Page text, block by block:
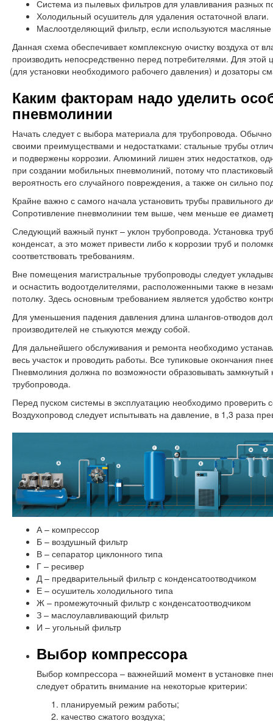
Система из пылевых фильтров для улавливания разных
Холодильный осушитель для удаления остаточной влаги.
Маслоотделяющий фильтр, если используются
Данная схема обеспечивает комплексную очистку воздуха от
производить непосредственно перед потребителями. Для
(для установки необходимого рабочего давления) и дозаторы
Каким факторам надо уделить
пневмолинии
Начать следует с выбора материала для трубопровода.
своими преимуществами и недостатками: стальные трубы
и подвержены коррозии. Алюминий лишен этих недостатков,
при создании мобильных пневмолиний, потому что
вероятность его случайного повреждения, а также он сильно
Крайне важно с самого начала установить трубы
Сопротивление пневмолинии тем выше, чем меньше ее
Следующий важный пункт – уклон трубопровода. Установка
конденсат, а это может привести либо к коррозии труб и
соответствовать требованиям.
Вне помещения магистральные трубопроводы следует
и оснастить водоотделителями, расположенными также в
потолку. Здесь основным требованием является удобство
Для уменьшения падения давления длина шлангов-отводов
производителей не стыкуются между собой.
Для дальнейшего обслуживания и ремонта необходимо
весь участок и проводить работы. Все тупиковые окончания
Пневмолиния должна по возможности образовывать
трубопровода.
Перед пуском системы в эксплуатацию необходимо проверить
Воздухопровод следует испытывать на давление, в 1,3 раза
А – компрессор
Б – воздушный фильтр
В – сепаратор циклонного типа
Г – ресивер
Д – предварительный фильтр с конденсатоотводчиком
Е – осушитель холодильного типа
Ж – промежуточный фильтр с конденсатоотводчиком
З – маслоулавливающий фильтр
И – угольный фильтр
Выбор компрессора
Выбор компрессора – важнейший момент в установке
следует обратить внимание на некоторые критерии:
планируемый режим работы;
качество сжатого воздуха;